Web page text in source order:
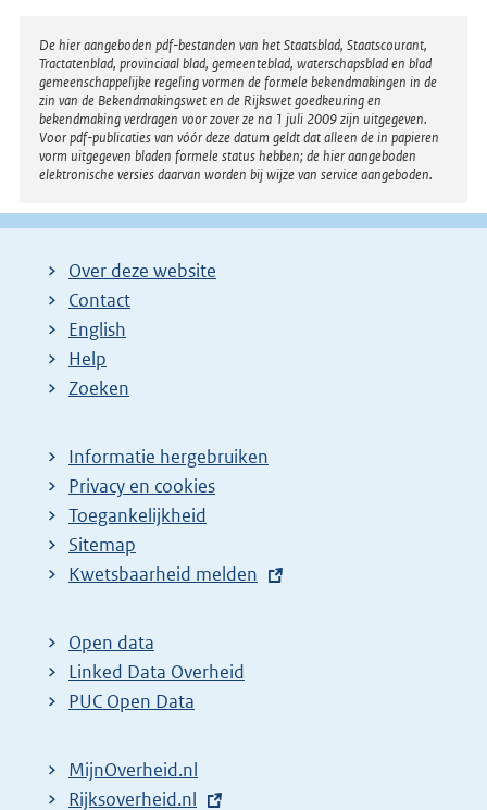
Disclaimer
De hier aangeboden pdf-bestanden van het Staatsblad, Staatscourant,
Tractatenblad, provinciaal blad, gemeenteblad, waterschapsblad en blad
gemeenschappelijke regeling vormen de formele bekendmakingen in de
zin van de Bekendmakingswet en de Rijkswet goedkeuring en
bekendmaking verdragen voor zover ze na 1 juli 2009 zijn uitgegeven.
Voor pdf-publicaties van vóór deze datum geldt dat alleen de in papieren
vorm uitgegeven bladen formele status hebben; de hier aangeboden
elektronische versies daarvan worden bij wijze van service aangeboden.
Over deze website
Contact
English
Help
Zoeken
Informatie hergebruiken
Privacy en cookies
Toegankelijkheid
Sitemap
E
t
e
r
l
Kwetsbaarheid melden
Open data
Linked Data Overheid
PUC Open Data
MijnOverheid.nl
E
Rijksoverheid.nl